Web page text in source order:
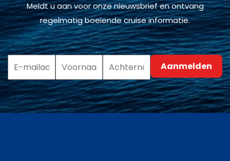
Meldt u aan voor onze nieuwsbrief en ontvang
regelmatig boeiende cruise informatie.